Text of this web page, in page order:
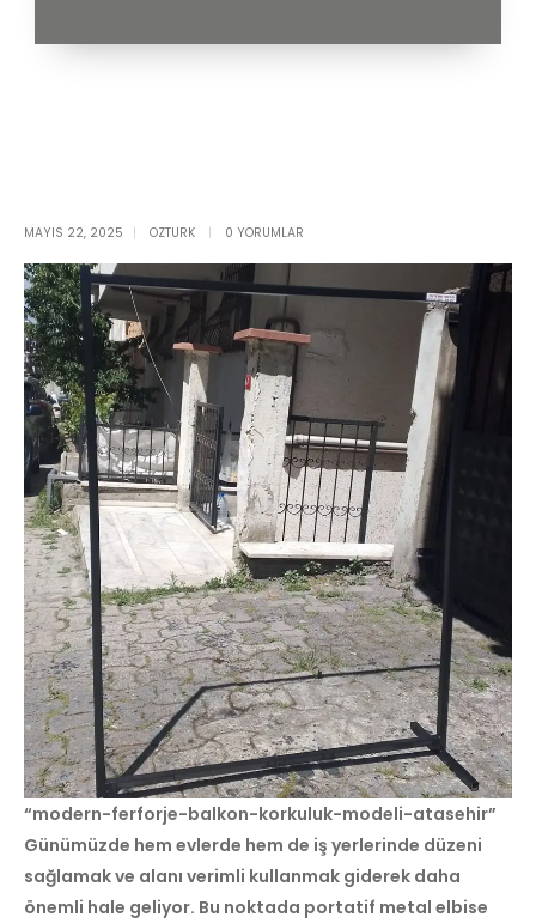
MAYIS 22, 2025 OZTURK 0 YORUMLAR
“modern-ferforje-balkon-korkuluk-modeli-atasehir”
Günümüzde hem evlerde hem de iş yerlerinde düzeni
sağlamak ve alanı verimli kullanmak giderek daha
önemli hale geliyor. Bu noktada portatif metal elbise